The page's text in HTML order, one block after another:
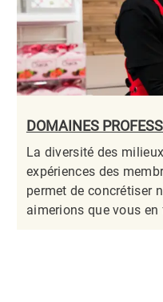
DOMAINES
La diversité des
expériences des
permet de concrétiser
aimerions que vous